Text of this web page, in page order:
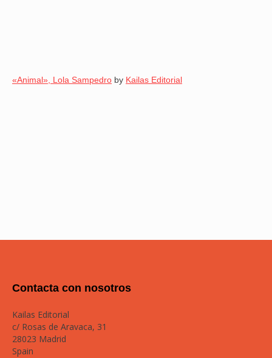
«Animal», Lola Sampedro by Kailas Editorial
Contacta con nosotros
Kailas Editorial
c/ Rosas de Aravaca, 31
28023 Madrid
Spain